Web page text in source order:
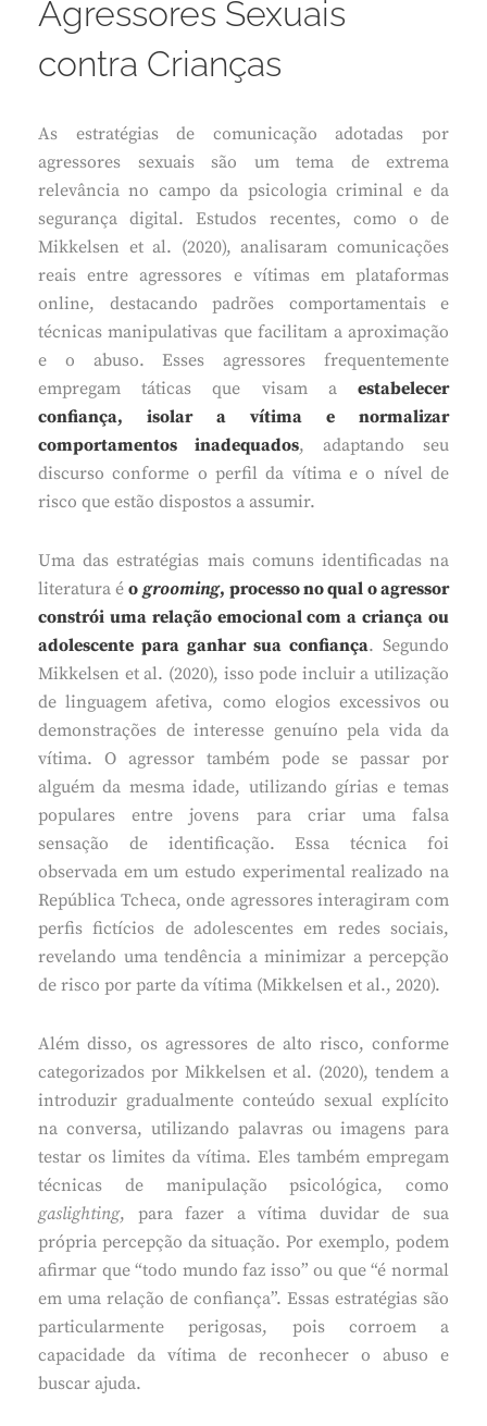
Agressores Sexuais
contra Crianças
As estratégias de comunicação adotadas por
agressores sexuais são um tema de extrema
relevância no campo da psicologia criminal e da
segurança digital. Estudos recentes, como o de
Mikkelsen et al. (2020), analisaram comunicações
reais entre agressores e vítimas em plataformas
online, destacando padrões comportamentais e
técnicas manipulativas que facilitam a aproximação
e o abuso. Esses agressores frequentemente
empregam táticas que visam a estabelecer
confiança, isolar a vítima e normalizar
comportamentos inadequados, adaptando seu
discurso conforme o perfil da vítima e o nível de
risco que estão dispostos a assumir.
Uma das estratégias mais comuns identificadas na
literatura é o grooming, processo no qual o agressor
constrói uma relação emocional com a criança ou
adolescente para ganhar sua confiança. Segundo
Mikkelsen et al. (2020), isso pode incluir a utilização
de linguagem afetiva, como elogios excessivos ou
demonstrações de interesse genuíno pela vida da
vítima. O agressor também pode se passar por
alguém da mesma idade, utilizando gírias e temas
populares entre jovens para criar uma falsa
sensação de identificação. Essa técnica foi
observada em um estudo experimental realizado na
República Tcheca, onde agressores interagiram com
perfis fictícios de adolescentes em redes sociais,
revelando uma tendência a minimizar a percepção
de risco por parte da vítima (Mikkelsen et al., 2020).
Além disso, os agressores de alto risco, conforme
categorizados por Mikkelsen et al. (2020), tendem a
introduzir gradualmente conteúdo sexual explícito
na conversa, utilizando palavras ou imagens para
testar os limites da vítima. Eles também empregam
técnicas de manipulação psicológica, como
gaslighting, para fazer a vítima duvidar de sua
própria percepção da situação. Por exemplo, podem
afirmar que “todo mundo faz isso” ou que “é normal
em uma relação de confiança”. Essas estratégias são
particularmente perigosas, pois corroem a
capacidade da vítima de reconhecer o abuso e
buscar ajuda.